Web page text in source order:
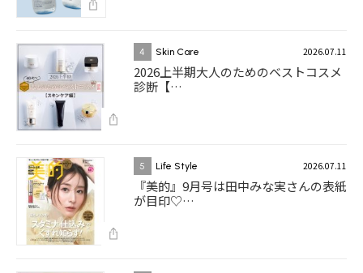
4 Skin Care 2026.07.11
2026上半期大人のためのベストコスメ
診断【…
5 Life Style 2026.07.11
『美的』9月号は田中みな実さんの表紙
が目印♡…